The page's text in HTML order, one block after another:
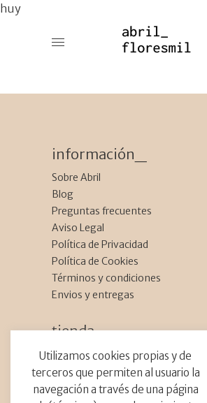
huy
información_
Sobre Abril
Blog
Preguntas frecuentes
Aviso Legal
Política de Privacidad
Política de Cookies
Términos y condiciones
Envios y entregas
tienda_
Flores Secas
Talleres
Caja DIY
Utilizamos cookies propias y de
terceros que permiten al usuario la
navegación a través de una página